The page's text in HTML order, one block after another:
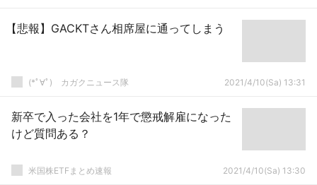
【悲報】GACKTさん相席屋に通ってしまう
(*ﾟ∀ﾟ)ゞカガクニュース隊 2021/4/10(Sa) 13:31
新卒で入った会社を1年で懲戒解雇になった
けど質問ある？
米国株ETFまとめ速報 2021/4/10(Sa) 13:30